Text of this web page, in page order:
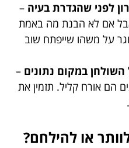
–
אבל אם לא הבנת מה באמת
על משהו שייפתח שוב
–
הם אורח קליל. תזמין את
או להילחם?